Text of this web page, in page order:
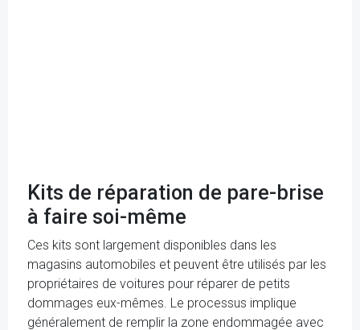
Kits de réparation de pare-brise
à faire soi-même
Ces kits sont largement disponibles dans les
magasins automobiles et peuvent être utilisés par les
propriétaires de voitures pour réparer de petits
dommages eux-mêmes. Le processus implique
généralement de remplir la zone endommagée avec